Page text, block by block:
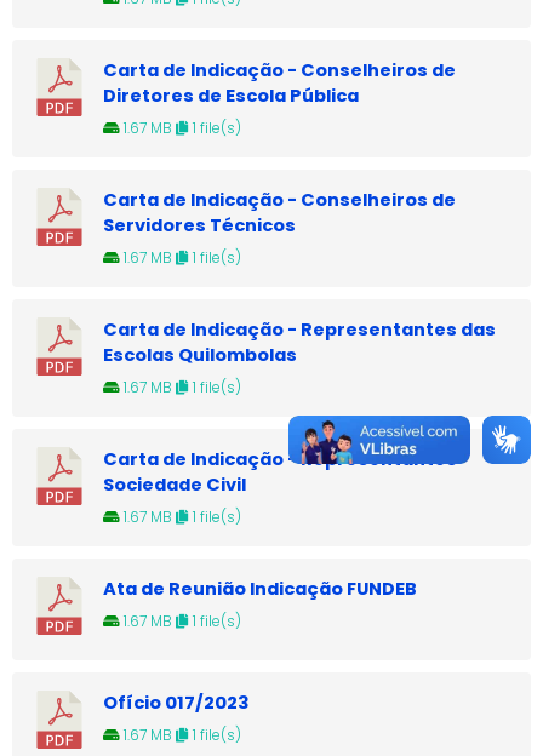
Carta de Indicação - Conselheiros de
Diretores de Escola Pública
1.67 MB 1 file(s)
Carta de Indicação - Conselheiros de
Servidores Técnicos
1.67 MB 1 file(s)
Carta de Indicação - Representantes das
Escolas Quilombolas
1.67 MB 1 file(s)
Carta de Indicação - Representantes
Sociedade Civil
1.67 MB 1 file(s)
Ata de Reunião Indicação FUNDEB
1.67 MB 1 file(s)
Ofício 017/2023
1.67 MB 1 file(s)